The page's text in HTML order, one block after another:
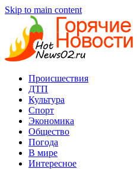
Skip to main content
Происшествия
ДТП
Культура
Спорт
Экономика
Общество
Погода
В мире
Интересное